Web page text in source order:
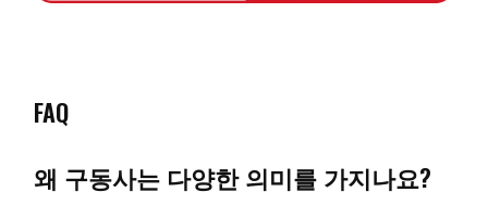
FAQ
왜 구동사는 다양한 의미를 가지나요?